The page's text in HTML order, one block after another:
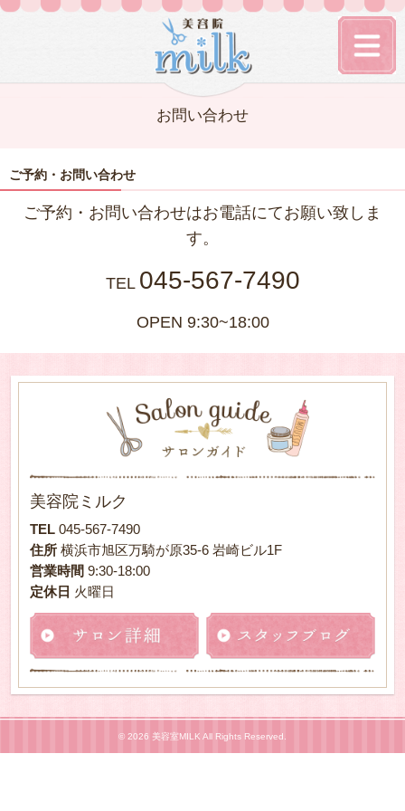
お問い合わせ
ご予約・お問い合わせ
ご予約・お問い合わせはお電話にてお願い致しま
す。
TEL 045-567-7490
OPEN 9:30~18:00
美容院ミルク
TEL 045-567-7490
住所 横浜市旭区万騎が原35-6 岩崎ビル1F
営業時間 9:30-18:00
定休日 火曜日
© 2026 美容室MILK All Rights Reserved.